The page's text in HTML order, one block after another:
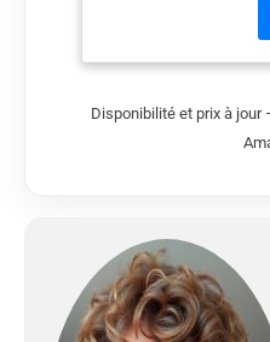
Disponibilité et prix à